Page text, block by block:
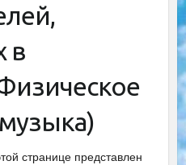
в
странице представлен